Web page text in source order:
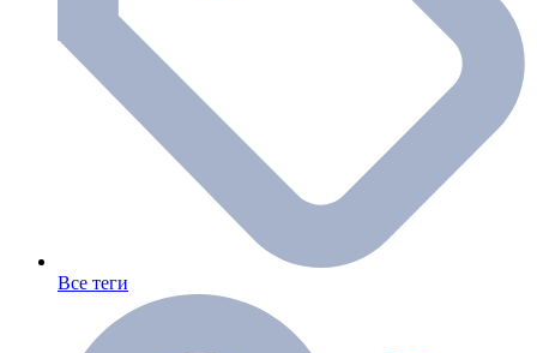
Все теги